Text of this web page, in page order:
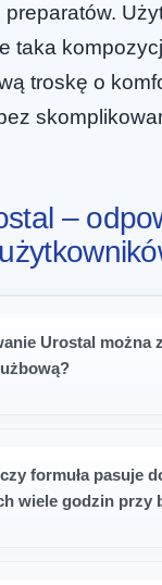
taka
troskę o
–
Urostal można
formuła pasuje
wiele godzin przy